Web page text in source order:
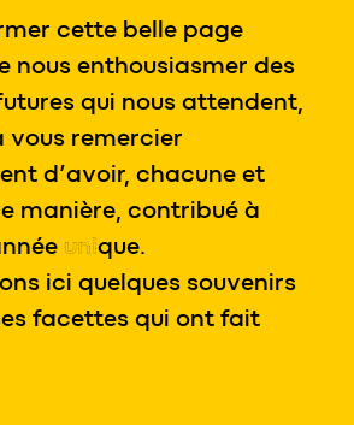
cette belle page
nous enthousiasmer des
qui nous attendent,
vous remercier
d’avoir, chacune et
manière, contribué à
unique.
ici quelques souvenirs
facettes qui ont fait